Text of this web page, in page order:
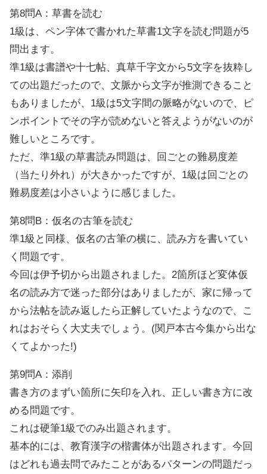
第8問A：草書を読む
1級は、ペン字体で書かれた草書1文字を読む問題が5
問出ます。
準1級は書譜や十七帖、真草千字文から5文字を抜粋し
ての出題だったので、文脈から文字が推測できること
もありましたが、1級は5文字間の脈略がないので、ピ
ンポイントでその字が読めないと答えようがないのが
難しいところです。
ただ、準1級の草書読み問題は、回ごとの難易度差
（当たり外れ）が大きかったですが、1級は回ごとの
難易度差は小さいように感じました。
第8問B：仮名の古筆を読む
準1級と同様、仮名の古筆の横に、読み方を書いてい
く問題です。
今回は伊予切から出題されました。2箇所ほど変体仮
名の読み方で迷った部分はありましたが、家に帰って
から法帖を読み返したら正解していたようなので、こ
れはおそらく大丈夫でしょう。(関戸本古今集から出な
くてよかった!)
第9問A：添削
書き方のまずい箇所に矢印を入れ、正しい書き方に改
める問題です。
これは硬筆1級でのみ出題されます。
基本的には、教育漢字の楷書体が出題されます。今回
はどれも過去問でみたことがあるパターンの問題だっ